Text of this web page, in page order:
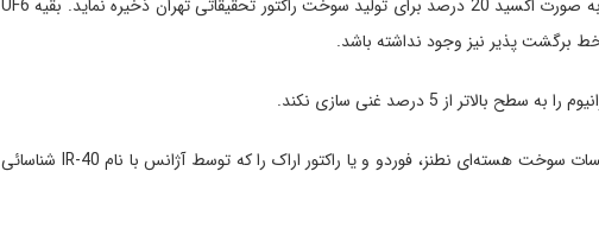
- نیمی از اورانیوم موجود غنی شده 20 درصد را به صورت اکسید 20 درصد برای تولید سوخت راکتور تحقیقاتی تهران ذخیره نماید. بقیه UF6
- ایران اعلام می‌کند که فعالیت‌های خود در تاسیسات سوخت هسته‌ای نطنز، فوردو و یا راکتور اراک را که توسط آژانس با نام IR-40 شناسائی